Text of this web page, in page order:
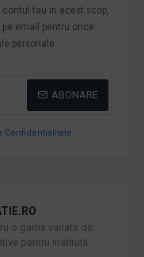
tau in acest scop,
email pentru orice
personale.
ABONARE
Confidentialitate
o gama variata de
pentru Institutii